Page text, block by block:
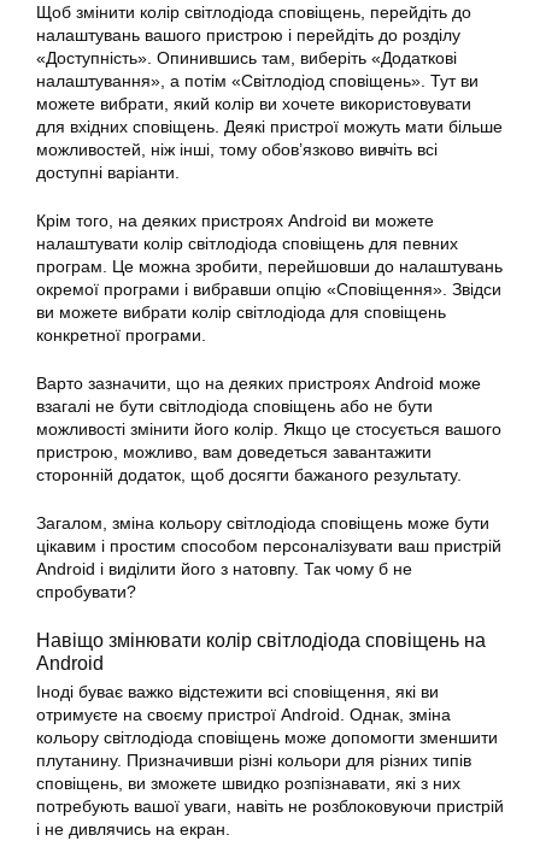
Щоб змінити колір світлодіода сповіщень, перейдіть до
налаштувань вашого пристрою і перейдіть до розділу
«Доступність». Опинившись там, виберіть «Додаткові
налаштування», а потім «Світлодіод сповіщень». Тут ви
можете вибрати, який колір ви хочете використовувати
для вхідних сповіщень. Деякі пристрої можуть мати більше
можливостей, ніж інші, тому обов’язково вивчіть всі
доступні варіанти.
Крім того, на деяких пристроях Android ви можете
налаштувати колір світлодіода сповіщень для певних
програм. Це можна зробити, перейшовши до налаштувань
окремої програми і вибравши опцію «Сповіщення». Звідси
ви можете вибрати колір світлодіода для сповіщень
конкретної програми.
Варто зазначити, що на деяких пристроях Android може
взагалі не бути світлодіода сповіщень або не бути
можливості змінити його колір. Якщо це стосується вашого
пристрою, можливо, вам доведеться завантажити
сторонній додаток, щоб досягти бажаного результату.
Загалом, зміна кольору світлодіода сповіщень може бути
цікавим і простим способом персоналізувати ваш пристрій
Android і виділити його з натовпу. Так чому б не
спробувати?
Навіщо змінювати колір світлодіода сповіщень на
Android
Іноді буває важко відстежити всі сповіщення, які ви
отримуєте на своєму пристрої Android. Однак, зміна
кольору світлодіода сповіщень може допомогти зменшити
плутанину. Призначивши різні кольори для різних типів
сповіщень, ви зможете швидко розпізнавати, які з них
потребують вашої уваги, навіть не розблоковуючи пристрій
і не дивлячись на екран.